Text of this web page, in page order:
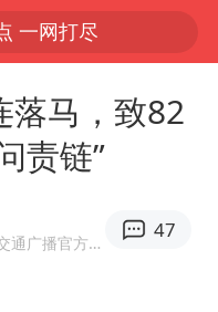
一网打尽
落马，致82
责链”
·台州交通广播官方网易号
47